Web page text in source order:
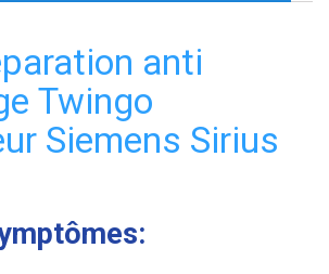
anti
Twingo
Siemens Sirius